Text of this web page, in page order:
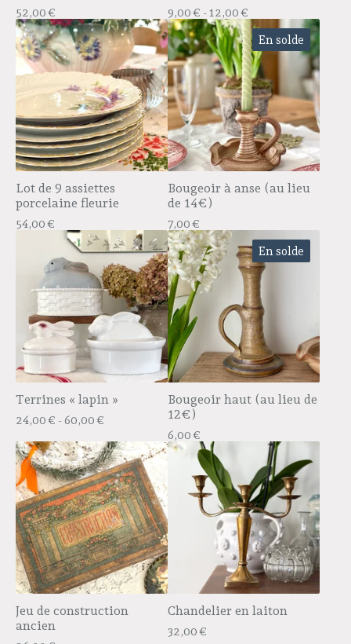
52,00€ 9,00€ - 12,00€
Lot de 9 assiettes
porcelaine fleurie
54,00€
En solde
Bougeoir à anse (au lieu
de 14€)
7,00€
Terrines « lapin »
24,00€ - 60,00€
En solde
Bougeoir haut (au lieu de
12€)
6,00€
Jeu de construction
ancien
Chandelier en laiton
32,00€